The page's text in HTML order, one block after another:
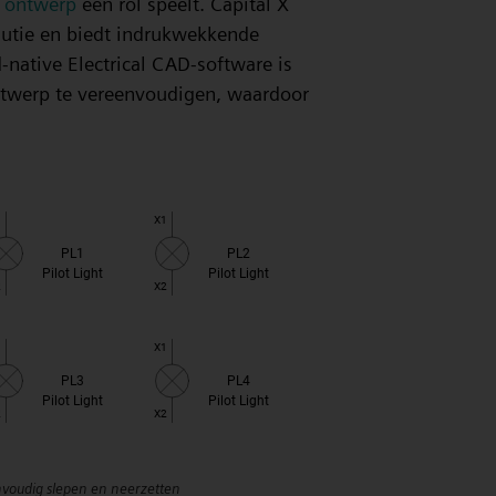
en biedt indrukwekkende
Electrical CAD-software is
te vereenvoudigen, waardoor
slepen en neerzetten